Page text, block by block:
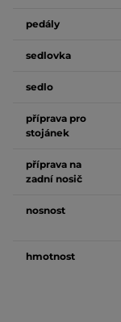
pedály
sedlovka
sedlo
příprava pro
stojánek
příprava na
zadní nosič
nosnost
hmotnost